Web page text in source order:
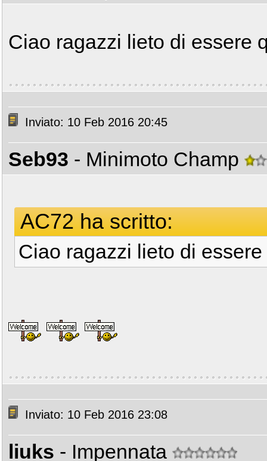
Ciao ragazzi lieto di essere
Inviato: 10 Feb 2016 20:45
Seb93 - Minimoto Champ
AC72 ha scritto:
Ciao ragazzi lieto di
Inviato: 10 Feb 2016 23:08
liuks - Impennata